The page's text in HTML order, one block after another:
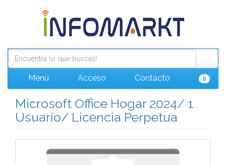
Menú Acceso Contacto 0
Microsoft Office Hogar 2024/ 1
Usuario/ Licencia Perpetua